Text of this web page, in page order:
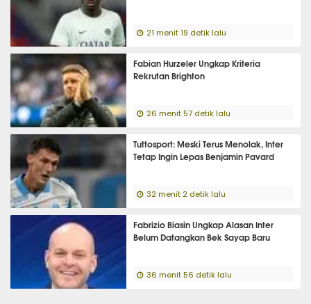
21 menit 19 detik lalu
Fabian Hurzeler Ungkap Kriteria
Rekrutan Brighton
26 menit 57 detik lalu
Tuttosport: Meski Terus Menolak, Inter
Tetap Ingin Lepas Benjamin Pavard
32 menit 2 detik lalu
Fabrizio Biasin Ungkap Alasan Inter
Belum Datangkan Bek Sayap Baru
36 menit 56 detik lalu